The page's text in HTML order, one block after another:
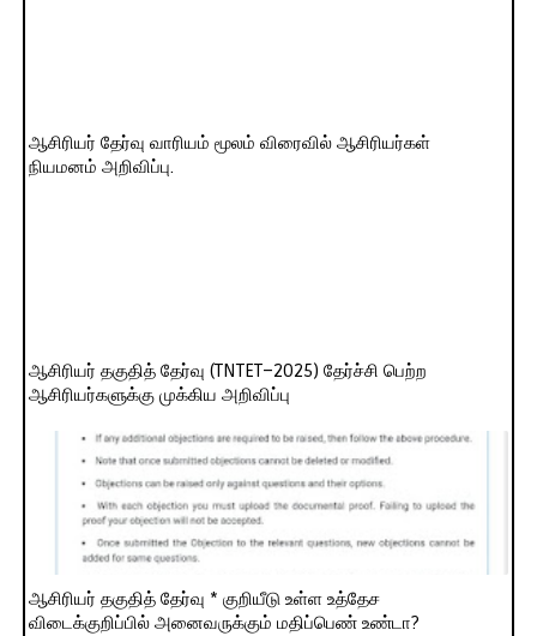
ஆசிரியர் தேர்வு வாரியம் மூலம் விரைவில் ஆசிரியர்கள்
நியமனம் அறிவிப்பு.
ஆசிரியர் தகுதித் தேர்வு (TNTET–2025) தேர்ச்சி பெற்ற
ஆசிரியர்களுக்கு முக்கிய அறிவிப்பு
ஆசிரியர் தகுதித் தேர்வு * குறியீடு உள்ள உத்தேச
விடைக்குறிப்பில் அனைவருக்கும் மதிப்பெண் உண்டா?